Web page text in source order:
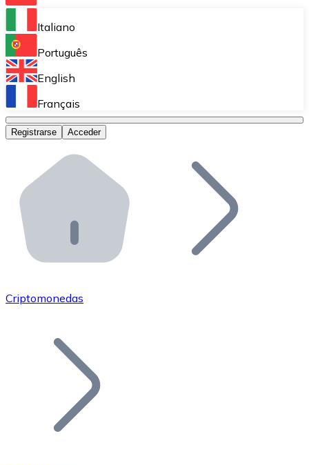
Bitnovo Ramp
Integra nuestra solución en tu plataforma.
Bitnovo Giftcards
Bitnovo OTC
Bitnovo ATM
Integra un ATM Bitnovo en tu negocio y permite que
Bitnovo API
Integra nuestra API en tu ecosistema.
Únete a nuestra red de distribuidores.
Añade tu proyecto a nuestro ecosistema.
Italiano
Português
English
Français
Registrarse Acceder
Criptomonedas